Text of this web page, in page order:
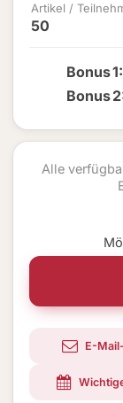
Artikel /
50
Bonus1:
Bonus2
Alle
E-